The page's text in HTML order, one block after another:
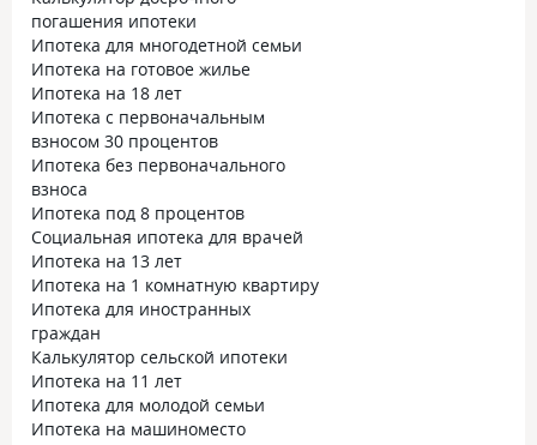
погашения ипотеки
Ипотека для многодетной семьи
Ипотека на готовое жилье
Ипотека на 18 лет
Ипотека с первоначальным
взносом 30 процентов
Ипотека без первоначального
взноса
Ипотека под 8 процентов
Социальная ипотека для врачей
Ипотека на 13 лет
Ипотека на 1 комнатную квартиру
Ипотека для иностранных
граждан
Калькулятор сельской ипотеки
Ипотека на 11 лет
Ипотека для молодой семьи
Ипотека на машиноместо